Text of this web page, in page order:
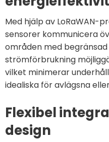
Med hjälp av LoRaWAN-
sensorer kommunicera
områden med
strömförbrukning
vilket minimerar
idealiska för avlägsna
Flexibel
design